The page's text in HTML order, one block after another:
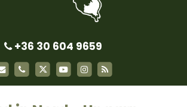
+36 30 604 9659